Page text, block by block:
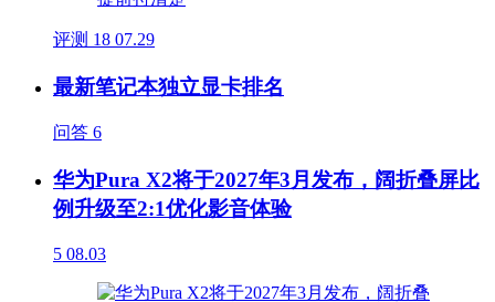
评测 18 07.29
最新笔记本独立显卡排名
问答 6
华为Pura X2将于2027年3月发布，阔折叠屏比
例升级至2:1优化影音体验
5 08.03